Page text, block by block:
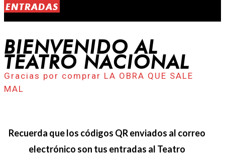
ENTRADAS
BIENVENIDO AL
TEATRO NACIONAL
Gracias por comprar LA OBRA QUE SALE
MAL
Recuerda que los códigos QR enviados al correo
electrónico son tus entradas al Teatro